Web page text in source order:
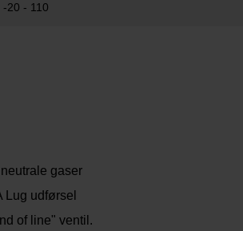
-20 - 110
gaser
Lug udførsel
of line" ventil.